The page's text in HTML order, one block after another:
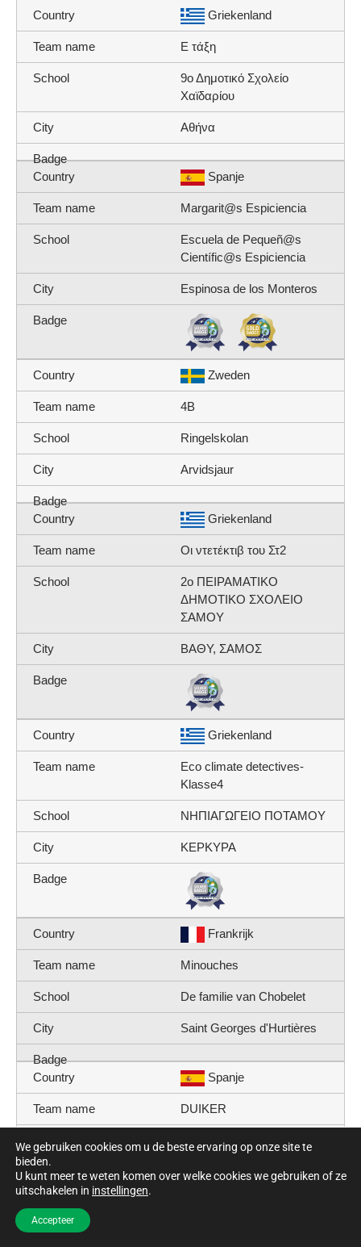
Griekenland
E τάξη
9ο Δημοτικό Σχολείο
Χαϊδαρίου
Αθήνα
Spanje
Margarit@s Espiciencia
Escuela de Pequeñ@s
Científic@s Espiciencia
Espinosa de los Monteros
Zweden
4B
Ringelskolan
Arvidsjaur
Griekenland
Οι ντετέκτιβ του Στ2
2ο ΠΕΙΡΑΜΑΤΙΚΟ
ΔΗΜΟΤΙΚΟ ΣΧΟΛΕΙΟ
ΣΑΜΟΥ
ΒΑΘΥ, ΣΑΜΟΣ
Griekenland
Eco climate detectives-
Klasse4
ΝΗΠΙΑΓΩΓΕΙΟ ΠΟΤΑΜΟΥ
ΚΕΡΚΥΡΑ
Frankrijk
Minouches
De familie van Chobelet
Saint Georges d'Hurtières
Spanje
DUIKER
Sevilla
We gebruiken cookies om u de beste ervaring op onze site te
bieden.
U kunt meer te weten komen over welke cookies we gebruiken of ze
uitschakelen in instellingen.
Accepteer